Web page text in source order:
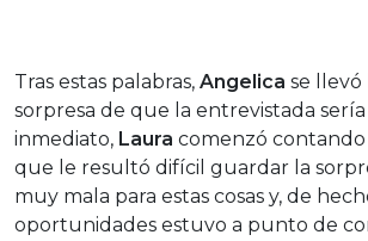
Tras estas palabras, Angelica se llevó
sorpresa de que la entrevistada sería
inmediato, Laura comenzó contando
que le resultó difícil guardar la
muy mala para estas cosas y, de
oportunidades estuvo a punto de